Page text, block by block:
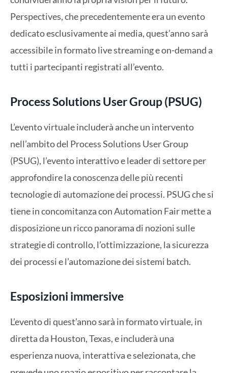
Perspectives, che precedentemente era un evento
dedicato esclusivamente ai media, quest’anno sarà
accessibile in formato live streaming e on-demand a
tutti i partecipanti registrati all’evento.
Process Solutions User Group (PSUG)
L’evento virtuale includerà anche un intervento
nell’ambito del Process Solutions User Group
(PSUG), l’evento interattivo e leader di settore per
approfondire la conoscenza delle più recenti
tecnologie di automazione dei processi. PSUG che si
tiene in concomitanza con Automation Fair mette a
disposizione un ricco panorama di nozioni sulle
strategie di controllo, l’ottimizzazione, la sicurezza
dei processi e l’automazione dei sistemi batch.
Esposizioni immersive
L’evento di quest’anno sarà in formato virtuale, in
diretta da Houston, Texas, e includerà una
esperienza nuova, interattiva e selezionata, che